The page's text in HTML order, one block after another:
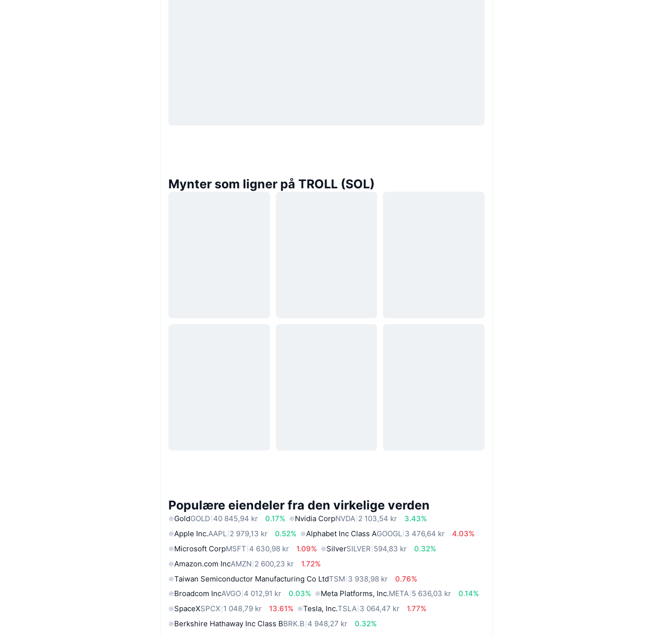
Mynter som ligner på TROLL (SOL)
Populære eiendeler fra den virkelige verden
GoldGOLD 40 845,94 kr 0.17% Nvidia CorpNVDA 2 103,54 kr
3.43%
Apple Inc.AAPL 2 979,13 kr 0.52% Alphabet Inc Class AGOOGL 3 476,64 kr
4.03%
Microsoft CorpMSFT 4 630,98 kr 1.09% SilverSILVER 594,83 kr
0.32%
Amazon.com IncAMZN 2 600,23 kr
1.72%
Taiwan Semiconductor Manufacturing Co LtdTSM 3 938,98 kr
0.76%
Broadcom IncAVGO 4 012,91 kr 0.03% Meta Platforms, Inc.META 5 636,03 kr
0.14%
SpaceXSPCX 1 048,79 kr 13.61% Tesla, Inc.TSLA 3 064,47 kr
1.77%
Berkshire Hathaway Inc Class BBRK.B 4 948,27 kr
0.32%